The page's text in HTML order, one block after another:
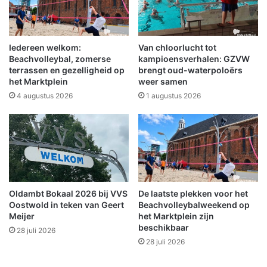
M
v
o
o
r
d
e
B
r
e
d
t
e
s
p
o
r
t
p
Iedereen welkom:
Beachvolleybal, zomerse
terrassen en gezelligheid op
het Marktplein
4 augustus 2026
Van chloorlucht tot
kampioensverhalen: GZVW
brengt oud-waterpoloërs
weer samen
1 augustus 2026
Oldambt Bokaal 2026 bij VVS
Oostwold in teken van Geert
Meijer
28 juli 2026
De laatste plekken voor het
Beachvolleybalweekend op
het Marktplein zijn
beschikbaar
28 juli 2026